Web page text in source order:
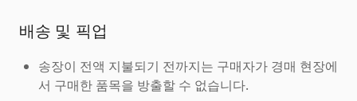
배송 및 픽업
송장이 전액 지불되기 전까지는 구매자가 경매 현장에
서 구매한 품목을 방출할 수 없습니다.